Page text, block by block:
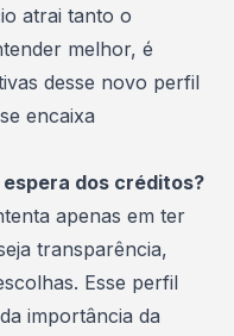
atrai tanto o
melhor, é
desse novo perfil
encaixa
dos créditos?
apenas em ter
transparência,
Esse perfil
importância da